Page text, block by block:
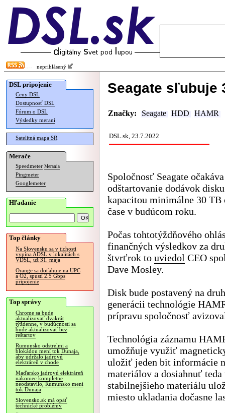
neprihlásený
DSL pripojenie
Ceny DSL
Dostupnosť DSL
Fórum o DSL
Výsledky meraní
Satelitná mapa SR
Merače
Speedmeter Merania
Pingmeter
Googlemeter
Hľadanie
Top články
Na Slovensku sa v tichosti
vypína ADSL v lokalitách s
VDSL, už 31. mája
Orange sa doťahuje na UPC
a O2, spustí 2.5 Gbps
pripojenie
Top správy
Chrome sa bude
aktualizovať dvakrát
týždenne, v budúcnosti sa
bude aktualizovať bez
reštartov
Rumunsko odstrelmi a
blokádou mení tok Dunaja,
aby udržalo jadrovú
elektráreň v chode
Maďarsko jadrovú elektráreň
nakoniec kompletne
neodstavilo, Rumunsko mení
tok Dunaja
Slovensko.sk má opäť
technické problémy
Seagate sľubuje
Značky: Seagate HDD HAMR
DSL.sk, 23.7.2022
Spoločnosť Seagate očakáva
odštartovanie dodávok
kapacitou minimálne 30 TB
čase v budúcom roku.
Počas tohtotýždňového
finančných výsledkov za
štvrťrok to uviedol CEO
Dave Mosley.
Disk bude postavený na
generácii technológie
prípravu spoločnosť
Technológia záznamu
umožňuje využiť
uložiť jeden bit informácie
materiálov a dosiahnuť
stabilnejšieho materiálu
miesto ukladania dočasne